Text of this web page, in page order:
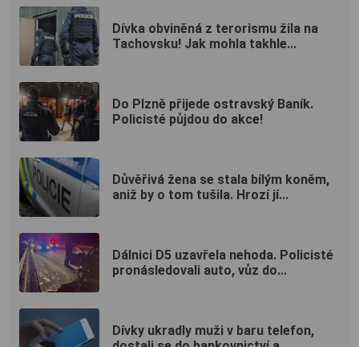
Dívka obviněná z terorismu žila na
Tachovsku! Jak mohla takhle...
Do Plzně přijede ostravský Baník.
Policisté půjdou do akce!
Důvěřivá žena se stala bílým koněm,
aniž by o tom tušila. Hrozí jí...
Dálnici D5 uzavřela nehoda. Policisté
pronásledovali auto, vůz do...
Dívky ukradly muži v baru telefon,